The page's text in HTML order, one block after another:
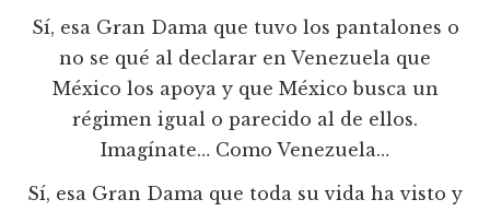
Sí, esa Gran Dama que tuvo los pantalones o
no se qué al declarar en Venezuela que
México los apoya y que México busca un
régimen igual o parecido al de ellos.
Imagínate… Como Venezuela…
Sí, esa Gran Dama que toda su vida ha visto y